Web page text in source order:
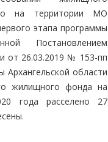
на территории МО
этапа программы
Постановлением
от 26.03.2019 № 153-пп
области
жилищного фонда на
года расселено 27